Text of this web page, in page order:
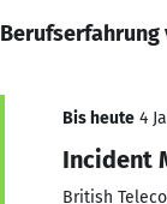
Berufserfahrung
Bis heute 4
Incident
British